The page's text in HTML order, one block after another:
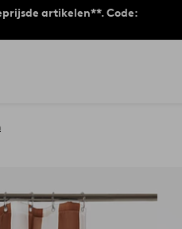
artikelen**. Code: